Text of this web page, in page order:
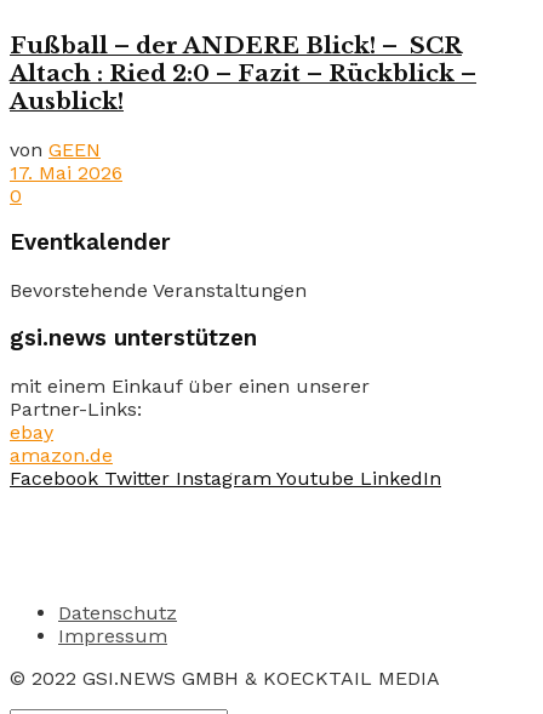
Fußball – der ANDERE Blick! – SCR
Altach : Ried 2:0 – Fazit – Rückblick –
Ausblick!
von GEEN
17. Mai 2026
0
Eventkalender
Bevorstehende Veranstaltungen
gsi.news unterstützen
mit einem Einkauf über einen unserer
Partner-Links:
ebay
amazon.de
Facebook Twitter Instagram Youtube LinkedIn
Datenschutz
Impressum
© 2022 GSI.NEWS GMBH & KOECKTAIL MEDIA